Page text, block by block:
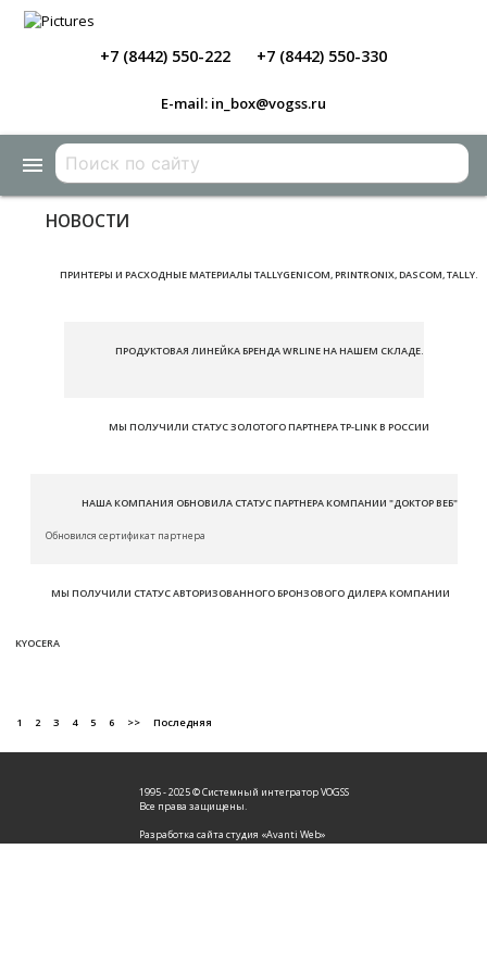
+7 (8442) 550-222 +7 (8442) 550-330
E-mail: in_box@vogss.ru
menu
НОВОСТИ
ПРИНТЕРЫ И РАСХОДНЫЕ МАТЕРИАЛЫ TALLYGENICOM, PRINTRONIX, DASCOM, TALLY.
ПРОДУКТОВАЯ ЛИНЕЙКА БРЕНДА WRLINE НА НАШЕМ СКЛАДЕ.
МЫ ПОЛУЧИЛИ СТАТУС ЗОЛОТОГО ПАРТНЕРА TP-LINK В РОССИИ
НАША КОМПАНИЯ ОБНОВИЛА СТАТУС ПАРТНЕРА КОМПАНИИ "ДОКТОР ВЕБ"
Обновился сертификат партнера
МЫ ПОЛУЧИЛИ СТАТУС АВТОРИЗОВАННОГО БРОНЗОВОГО ДИЛЕРА КОМПАНИИ
KYOCERA
1 2 3 4 5 6 >> Последняя
1995 - 2025 © Системный интегратор VOGSS
Все права защищены.
Разработка сайта студия «Avanti Web»